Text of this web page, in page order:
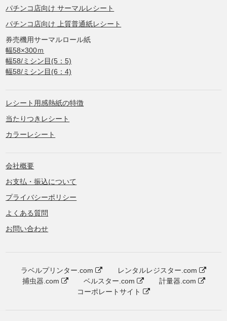
パチンコ店向け サーマルレシート
パチンコ店向け 上質普通紙レシート
券売機用サーマルロール紙
幅58×300ｍ
幅58/ミシン目(5：5)
幅58/ミシン目(6：4)
レシート用感熱紙の特徴
当たりつきレシート
カラーレシート
会社概要
お支払・振込について
プライバシーポリシー
よくある質問
お問い合わせ
ラベルプリンター.com
レンタルレジスター.com
捕虫器.com
ベルスター.com
計量器.com
コーポレートサイト